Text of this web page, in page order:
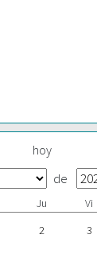
hoy
de
Ju Vi
2 3